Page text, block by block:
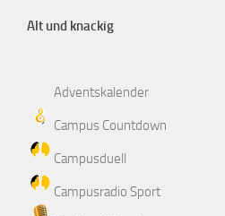
Alt und knackig
Adventskalender
Campus Countdown
Campusduell
Campusradio Sport